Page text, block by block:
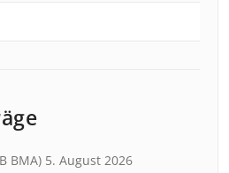
BMA) 5. August 2026